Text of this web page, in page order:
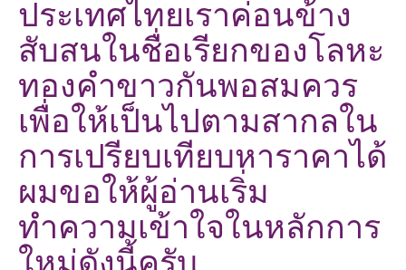
ประเทศไทยเราค่อนข้าง
สับสนในชื่อเรียกของโลหะ
ทองคำขาวกันพอสมควร
เพื่อให้เป็นไปตามสากลใน
การเปรียบเทียบหาราคาได้
ผมขอให้ผู้อ่านเริ่ม
ทำความเข้าใจในหลักการ
ใหม่ดังนี้ครับ